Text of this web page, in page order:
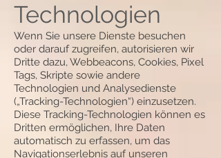
Technologien
Wenn Sie unsere Dienste besuchen
oder darauf zugreifen, autorisieren wir
Dritte dazu, Webbeacons, Cookies, Pixel
Tags, Skripte sowie andere
Technologien und Analysedienste
(„Tracking-Technologien“) einzusetzen.
Diese Tracking-Technologien können es
Dritten ermöglichen, Ihre Daten
automatisch zu erfassen, um das
Navigationserlebnis auf unseren